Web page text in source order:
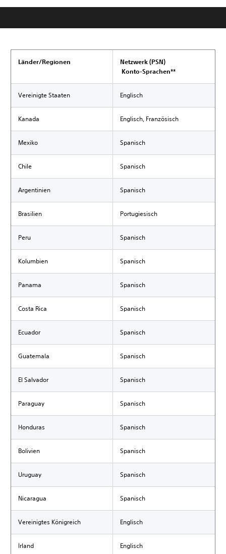
Länder/Regionen
Netzwerk (PSN)
Konto-Sprachen**
Vereinigte Staaten Englisch
Kanada Englisch, Französisch
Mexiko Spanisch
Chile Spanisch
Argentinien Spanisch
Brasilien Portugiesisch
Peru Spanisch
Kolumbien Spanisch
Panama Spanisch
Costa Rica Spanisch
Ecuador Spanisch
Guatemala Spanisch
El Salvador Spanisch
Paraguay Spanisch
Honduras Spanisch
Bolivien Spanisch
Uruguay Spanisch
Nicaragua Spanisch
Vereinigtes Königreich Englisch
Irland Englisch